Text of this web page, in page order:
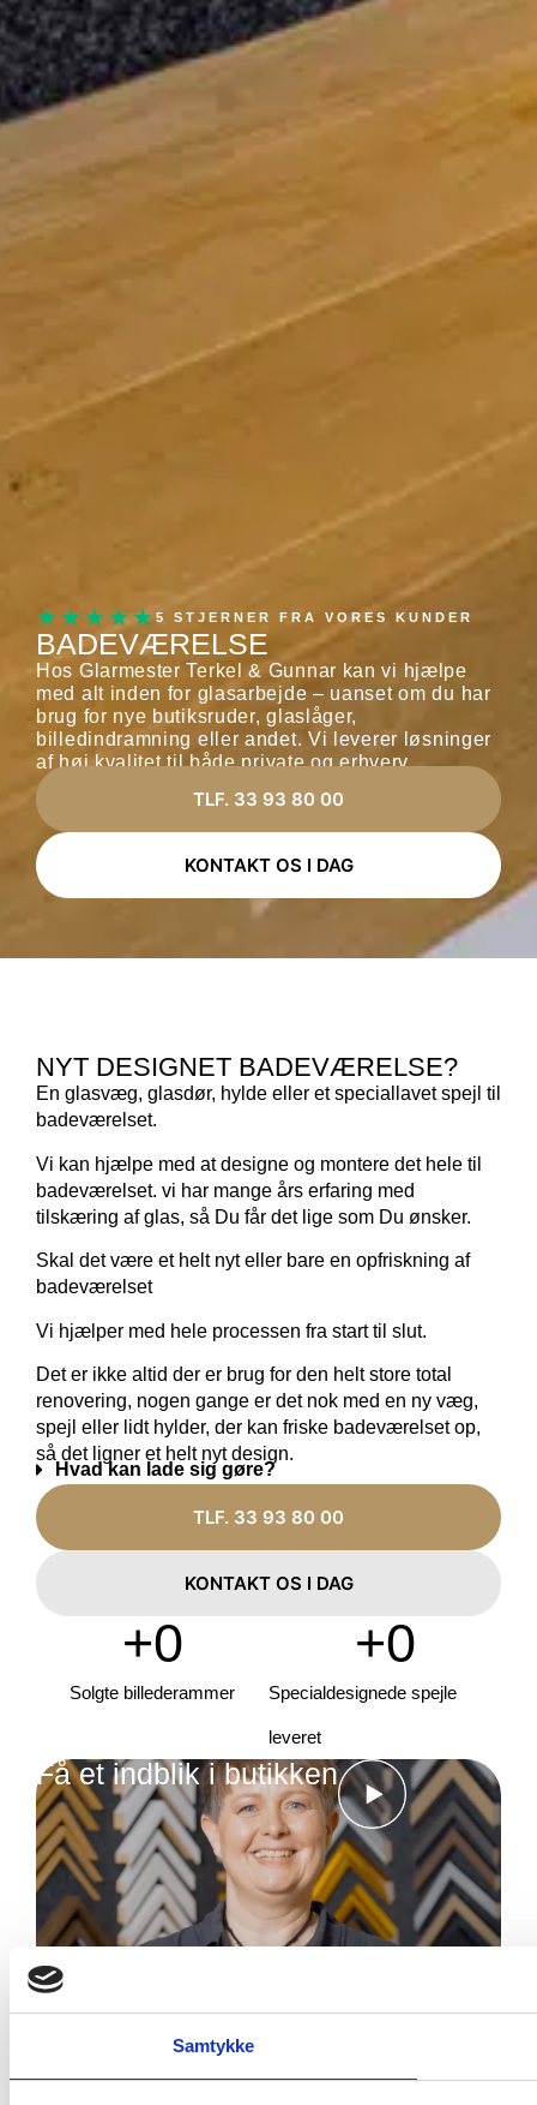
Samtykke
★★★★★ 5 STJERNER FRA VORES KUNDER
Hos Glarmester Terkel & Gunnar kan vi hjælpe
med alt inden for glasarbejde – uanset om du har
brug for nye butiksruder, glaslåger,
billedindramning eller andet. Vi leverer løsninger
af høj kvalitet til både private og erhverv.
BADEVÆRELSE
TLF. 33 93 80 00
KONTAKT OS I DAG
NYT DESIGNET BADEVÆRELSE?
En glasvæg, glasdør, hylde eller et speciallavet spejl til
badeværelset.
Vi kan hjælpe med at designe og montere det hele til
badeværelset. vi har mange års erfaring med
tilskæring af glas, så Du får det lige som Du ønsker.
Skal det være et helt nyt eller bare en opfriskning af
badeværelset
Vi hjælper med hele processen fra start til slut.
Det er ikke altid der er brug for den helt store total
renovering, nogen gange er det nok med en ny væg,
spejl eller lidt hylder, der kan friske badeværelset op,
så det ligner et helt nyt design.
Hvad kan lade sig gøre?
TLF. 33 93 80 00
KONTAKT OS I DAG
Solgte billederammer
+0
Specialdesignede spejle
leveret
+0
Få et indblik i butikken